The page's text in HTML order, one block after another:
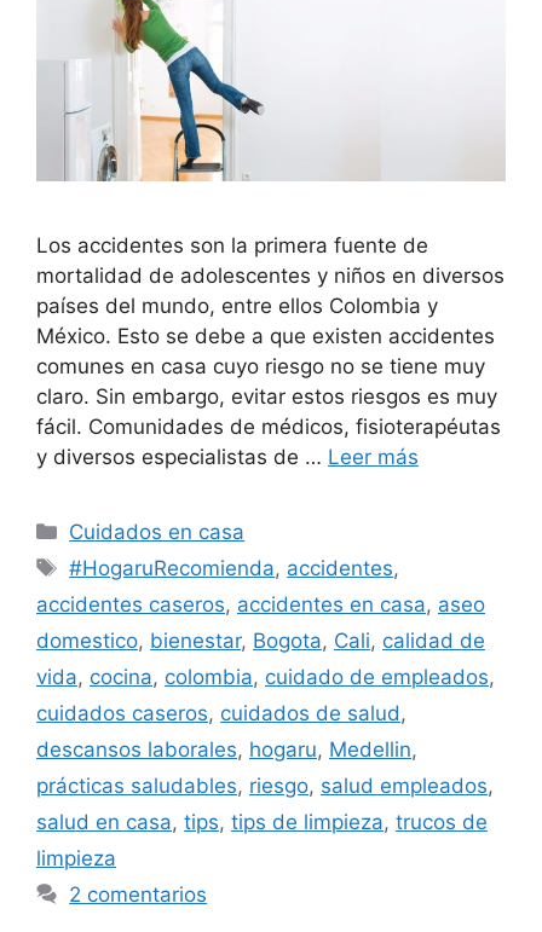
Los accidentes son la primera fuente de
mortalidad de adolescentes y niños en diversos
países del mundo, entre ellos Colombia y
México. Esto se debe a que existen accidentes
comunes en casa cuyo riesgo no se tiene muy
claro. Sin embargo, evitar estos riesgos es muy
fácil. Comunidades de médicos, fisioterapéutas
y diversos especialistas de … Leer más
Categorías
Cuidados en casa
Etiquetas
#HogaruRecomienda, accidentes,
accidentes caseros, accidentes en casa, aseo
domestico, bienestar, Bogota, Cali, calidad de
vida, cocina, colombia, cuidado de empleados,
cuidados caseros, cuidados de salud ,
descansos laborales, hogaru, Medellin,
prácticas saludables, riesgo, salud empleados,
salud en casa, tips, tips de limpieza, trucos de
limpieza
2 comentarios